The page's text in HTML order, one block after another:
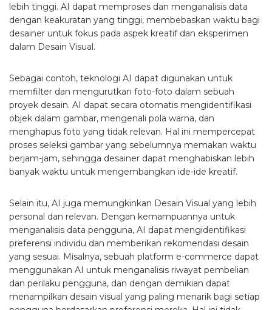
lebih tinggi. AI dapat memproses dan menganalisis data
dengan keakuratan yang tinggi, membebaskan waktu bagi
desainer untuk fokus pada aspek kreatif dan eksperimen
dalam Desain Visual.
Sebagai contoh, teknologi AI dapat digunakan untuk
memfilter dan mengurutkan foto-foto dalam sebuah
proyek desain. AI dapat secara otomatis mengidentifikasi
objek dalam gambar, mengenali pola warna, dan
menghapus foto yang tidak relevan. Hal ini mempercepat
proses seleksi gambar yang sebelumnya memakan waktu
berjam-jam, sehingga desainer dapat menghabiskan lebih
banyak waktu untuk mengembangkan ide-ide kreatif.
Selain itu, AI juga memungkinkan Desain Visual yang lebih
personal dan relevan. Dengan kemampuannya untuk
menganalisis data pengguna, AI dapat mengidentifikasi
preferensi individu dan memberikan rekomendasi desain
yang sesuai. Misalnya, sebuah platform e-commerce dapat
menggunakan AI untuk menganalisis riwayat pembelian
dan perilaku pengguna, dan dengan demikian dapat
menampilkan desain visual yang paling menarik bagi setiap